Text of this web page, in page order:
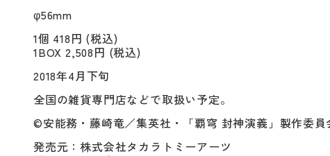
φ56mm
1個 418円 (税込)
1BOX 2,508円 (税込)
2018年4月下旬
全国の雑貨専門店などで取扱い予定。
©安能務・藤崎竜／集英社・「覇穹 封神演義」製作委員
発売元：株式会社タカラトミーアーツ